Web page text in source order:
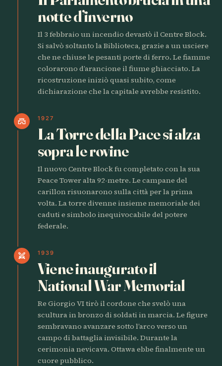
notte d’inverno
Il 3 febbraio un incendio devastò il Centre Block.
Si salvò soltanto la Biblioteca, grazie a un usciere
che ne chiuse le pesanti porte di ferro. Le fiamme
colorarono d’arancione il fiume ghiacciato. La
ricostruzione iniziò quasi subito, come
dichiarazione che la capitale avrebbe resistito.
castle 1927
La Torre della Pace si alza
sopra le rovine
Il nuovo Centre Block fu completato con la sua
Peace Tower alta 92-metre. Le campane del
carillon risuonarono sulla città per la prima
volta. La torre divenne insieme memoriale dei
caduti e simbolo inequivocabile del potere
federale.
swords 1939
Viene inaugurato il
National War Memorial
Re Giorgio VI tirò il cordone che svelò una
scultura in bronzo di soldati in marcia. Le figure
sembravano avanzare sotto l’arco verso un
campo di battaglia invisibile. Durante la
cerimonia nevicava. Ottawa ebbe finalmente un
cuore pubblico.